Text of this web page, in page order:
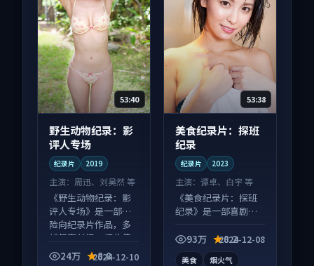
53:40
野生动物纪录：影
评人专场
纪录片 2019
主演： 周迅、刘昊然 等
《野生动物纪录：影
评人专场》是一部冒
险向纪录片作品，多
线叙事并行，细节值
得二刷回味。
24万 8.8
2024-12-10
53:38
美食纪录片：探班
纪录
纪录片 2023
主演：谭卓、白宇 等
《美食纪录片：探班
纪录》是一部喜剧向
论度高，适合配弹幕
93万 8.2
2024-12-08
美食
烟火气